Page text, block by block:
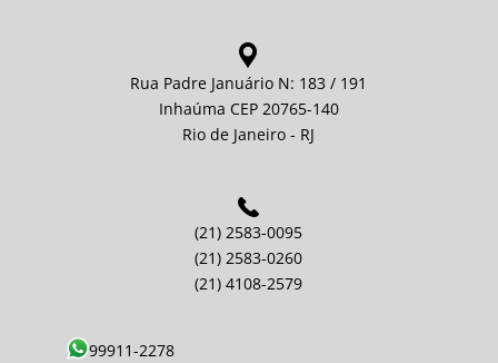
Rua Padre Januário N: 183 / 191
Inhaúma CEP 20765-140
Rio de Janeiro - RJ
(21) 2583-0095
(21) 2583-0260
(21) 4108-2579
99911-2278